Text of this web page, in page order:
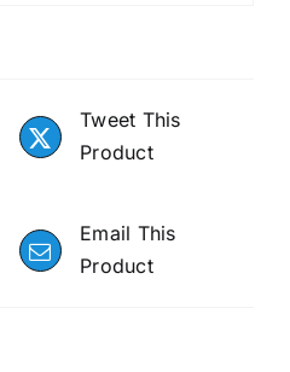
Tweet This
Product
Email This
Product